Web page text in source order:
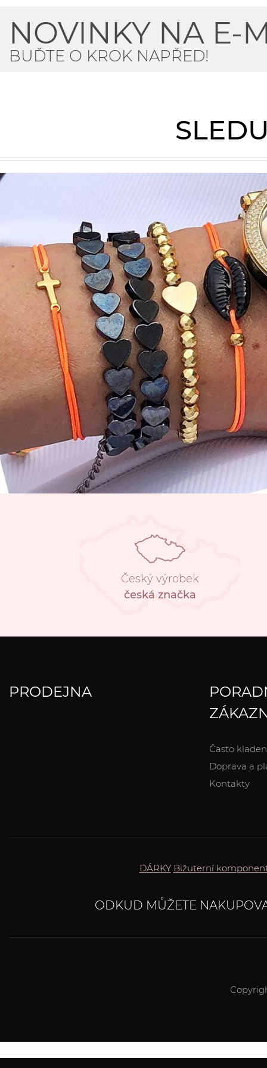
NOVINKY NA E-
BUĎTE O KROK NAPŘED!
Český výrobek
česká značka
PRODEJNA
Často
Doprava a
Kontakty
DÁRKY Bižuterní
ODKUD MŮŽETE